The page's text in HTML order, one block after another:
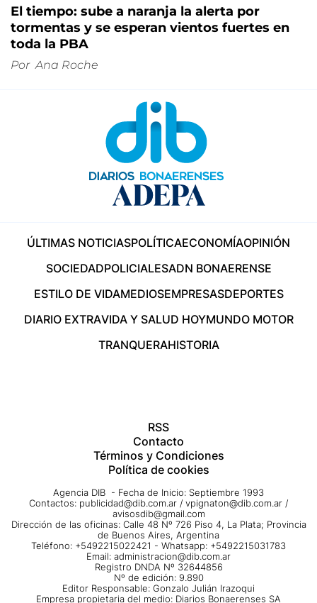
El tiempo: sube a naranja la alerta por
tormentas y se esperan vientos fuertes en
toda la PBA
Por Ana Roche
ÚLTIMAS NOTICIASPOLÍTICAECONOMÍAOPINIÓN
SOCIEDADPOLICIALESADN BONAERENSE
ESTILO DE VIDAMEDIOSEMPRESASDEPORTES
DIARIO EXTRAVIDA Y SALUD HOYMUNDO MOTOR
TRANQUERAHISTORIA
RSS
Contacto
Términos y Condiciones
Política de cookies
Agencia DIB - Fecha de Inicio: Septiembre 1993
Contactos: publicidad@dib.com.ar / vpignaton@dib.com.ar /
avisosdib@gmail.com
Dirección de las oficinas: Calle 48 Nº 726 Piso 4, La Plata; Provincia
de Buenos Aires, Argentina
Teléfono: +5492215022421 - Whatsapp: +5492215031783
Email: administracion@dib.com.ar
Registro DNDA Nº 32644856
Nº de edición: 9.890
Editor Responsable: Gonzalo Julián Irazoqui
Empresa propietaria del medio: Diarios Bonaerenses SA